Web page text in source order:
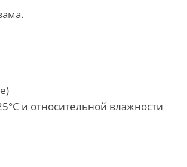
и относительной влажности